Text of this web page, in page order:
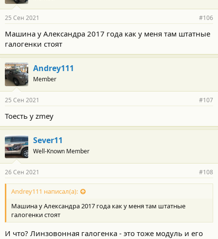
25 Сен 2021 #106
Машина у Александра 2017 года как у меня там штатные
галогенки стоят
Andrey111
Member
25 Сен 2021 #107
Тоесть у zmey
Sever11
Well-Known Member
26 Сен 2021 #108
Andrey111 написал(а):
Машина у Александра 2017 года как у меня там штатные
галогенки стоят
И что? Линзовонная галогенка - это тоже модуль и его